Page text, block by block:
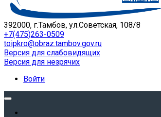
392000, г.Тамбов, ул.Советская, 108/8
+7(475)263-0509
toipkro@obraz.tambov.gov.ru
Версия для слабовидящих
Версия для незрячих
Войти